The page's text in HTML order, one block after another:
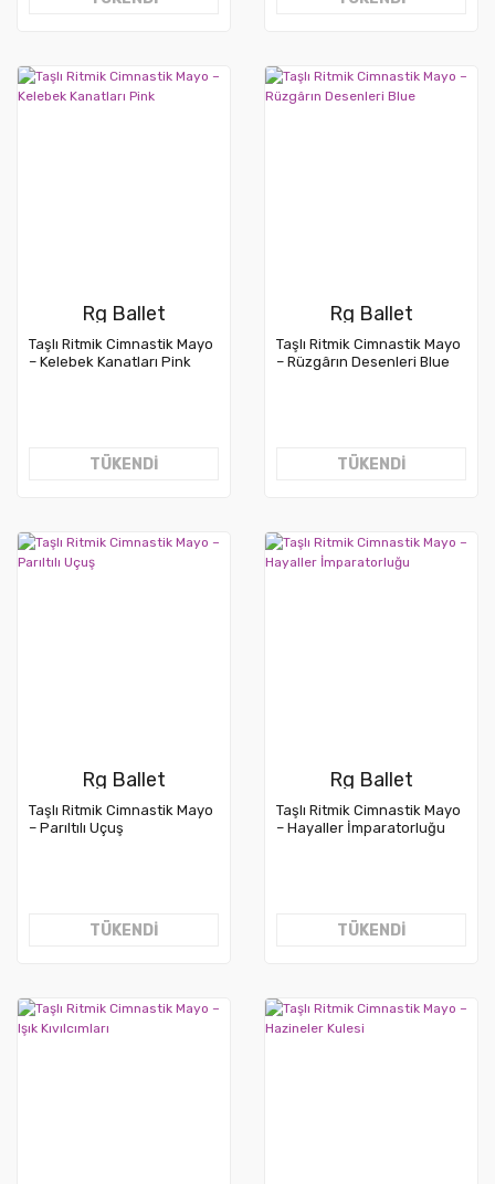
Rg Ballet
Taşlı Ritmik Cimnastik Mayo
– Kelebek Kanatları Pink
TÜKENDİ
Rg Ballet
Taşlı Ritmik Cimnastik Mayo
– Rüzgârın Desenleri Blue
TÜKENDİ
Rg Ballet
Taşlı Ritmik Cimnastik Mayo
– Parıltılı Uçuş
TÜKENDİ
Rg Ballet
Taşlı Ritmik Cimnastik Mayo
– Hayaller İmparatorluğu
TÜKENDİ